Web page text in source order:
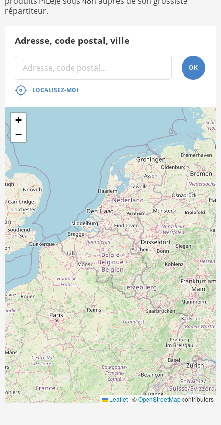
répartiteur.
+
−
Leaflet | ©OpenStreetMapcontributors
Adresse, code postal, ville
OK
LOCALISEZ-MOI